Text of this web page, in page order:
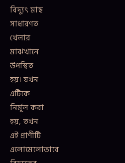
বিদ্যুৎ মাছ
সাধারণত
খেলার
মাঝখানে
উপস্থিত
হয়। যখন
এটিকে
নির্মূল করা
হয়, তখন
এই প্রাণীটি
এলোমেলোভাবে